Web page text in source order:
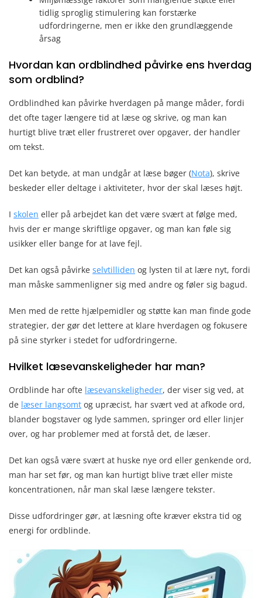
tidlig sproglig stimulering kan forstærke
udfordringerne, men er ikke den grundlæggende
årsag
Hvordan kan ordblindhed påvirke ens hverdag
som ordblind?
Ordblindhed kan påvirke hverdagen på mange måder, fordi
det ofte tager længere tid at læse og skrive, og man kan
hurtigt blive træt eller frustreret over opgaver, der handler
om tekst.
Det kan betyde, at man undgår at læse bøger (Nota), skrive
beskeder eller deltage i aktiviteter, hvor der skal læses højt.
I skolen eller på arbejdet kan det være svært at følge med,
hvis der er mange skriftlige opgaver, og man kan føle sig
usikker eller bange for at lave fejl.
Det kan også påvirke selvtilliden og lysten til at lære nyt, fordi
man måske sammenligner sig med andre og føler sig bagud.
Men med de rette hjælpemidler og støtte kan man finde gode
strategier, der gør det lettere at klare hverdagen og fokusere
på sine styrker i stedet for udfordringerne.
Hvilket læsevanskeligheder har man?
Ordblinde har ofte læsevanskeligheder, der viser sig ved, at
de læser langsomt og upræcist, har svært ved at afkode ord,
blander bogstaver og lyde sammen, springer ord eller linjer
over, og har problemer med at forstå det, de læser.
Det kan også være svært at huske nye ord eller genkende ord,
man har set før, og man kan hurtigt blive træt eller miste
koncentrationen, når man skal læse længere tekster.
Disse udfordringer gør, at læsning ofte kræver ekstra tid og
energi for ordblinde.